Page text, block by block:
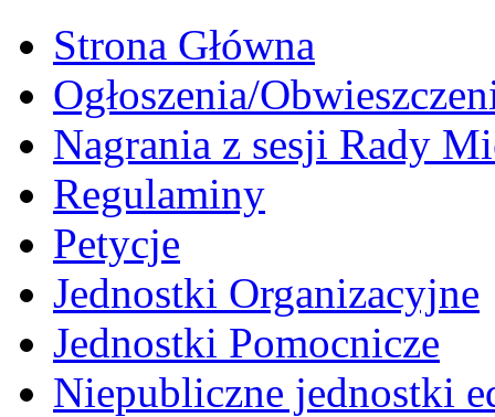
Strona Główna
Ogłoszenia/
Nagrania z sesji Rady
Regulaminy
Petycje
Jednostki Organizacyjne
Jednostki Pomocnicze
Niepubliczne jednostki